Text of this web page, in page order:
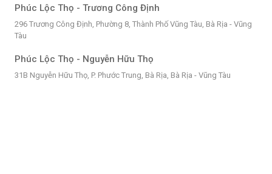
Phúc Lộc Thọ - Trương Công Định
296 Trương Công Định, Phường 8, Thành Phố Vũng Tàu, Bà Rịa - Vũng
Tàu
Phúc Lộc Thọ - Nguyễn Hữu Thọ
31B Nguyễn Hữu Thọ, P. Phước Trung, Bà Rịa, Bà Rịa - Vũng Tàu